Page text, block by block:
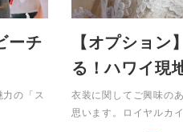
ーチ
の「ス
【オプショ
る！ハワイ現
衣装に関してご興味の
思います。ロイヤルカ